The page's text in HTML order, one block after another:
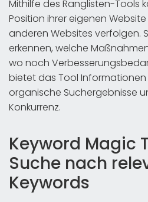
Mithilfe des Ranglisten-Tools
Position ihrer eigenen
anderen Websites verfolgen.
erkennen, welche
wo noch
bietet das Tool Informationen
organische Suchergebnisse
Konkurrenz.
Keyword Magic
Suche nach
Keywords